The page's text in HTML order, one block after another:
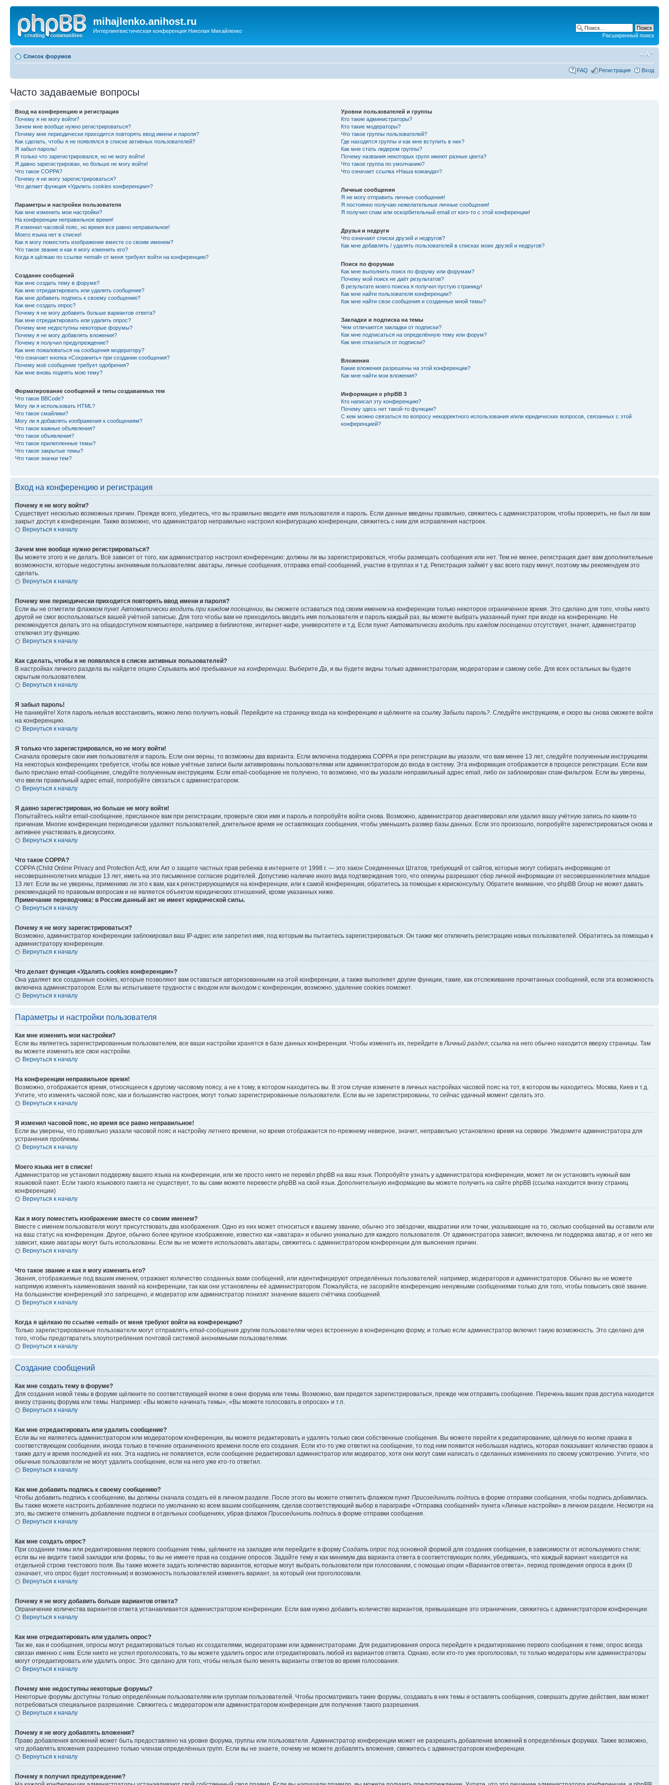
mihajlenko.anihost.ru
Интерлингвистическая конференция Николая Михайленко
Расширенный поиск
Список форумов
FAQ Регистрация Вход
Часто задаваемые вопросы
Вход на конференцию и регистрация
Почему я не могу войти?
Зачем мне вообще нужно регистрироваться?
Почему мне периодически приходится повторять ввод имени и пароля?
Как сделать, чтобы я не появлялся в списке активных пользователей?
Я забыл пароль!
Я только что зарегистрировался, но не могу войти!
Я давно зарегистрирован, но больше не могу войти!
Что такое COPPA?
Почему я не могу зарегистрироваться?
Что делает функция «Удалить cookies конференции»?
Параметры и настройки пользователя
Как мне изменить мои настройки?
На конференции неправильное время!
Я изменил часовой пояс, но время все равно неправильное!
Моего языка нет в списке!
Как я могу поместить изображение вместе со своим именем?
Что такое звание и как я могу изменить его?
Когда я щёлкаю по ссылке «email» от меня требуют войти на конференцию?
Создание сообщений
Как мне создать тему в форуме?
Как мне отредактировать или удалить сообщение?
Как мне добавить подпись к своему сообщению?
Как мне создать опрос?
Почему я не могу добавить больше вариантов ответа?
Как мне отредактировать или удалить опрос?
Почему мне недоступны некоторые форумы?
Почему я не могу добавлять вложения?
Почему я получил предупреждение?
Как мне пожаловаться на сообщения модератору?
Что означает кнопка «Сохранить» при создании сообщения?
Почему моё сообщение требует одобрения?
Как мне вновь поднять мою тему?
Форматирование сообщений и типы создаваемых тем
Что такое BBCode?
Могу ли я использовать HTML?
Что такое смайлики?
Могу ли я добавлять изображения к сообщениям?
Что такое важные объявления?
Что такое объявления?
Что такое прилепленные темы?
Что такое закрытые темы?
Что такое значки тем?
Уровни пользователей и группы
Кто такие администраторы?
Кто такие модераторы?
Что такое группы пользователей?
Где находятся группы и как мне вступить в них?
Как мне стать лидером группы?
Почему названия некоторых групп имеют разные цвета?
Что такое группа по умолчанию?
Что означает ссылка «Наша команда»?
Личные сообщения
Я не могу отправить личные сообщения!
Я постоянно получаю нежелательные личные сообщения!
Я получил спам или оскорбительный email от кого-то с этой конференции!
Друзья и недруги
Что означают списки друзей и недругов?
Как мне добавлять / удалять пользователей в списках моих друзей и недругов?
Поиск по форумам
Как мне выполнить поиск по форуму или форумам?
Почему мой поиск не даёт результатов?
В результате моего поиска я получил пустую страницу!
Как мне найти пользователя конференции?
Как мне найти свои сообщения и созданные мной темы?
Закладки и подписка на темы
Чем отличаются закладки от подписки?
Как мне подписаться на определённую тему или форум?
Как мне отказаться от подписки?
Вложения
Какие вложения разрешены на этой конференции?
Как мне найти мои вложения?
Информация о phpBB 3
Кто написал эту конференцию?
Почему здесь нет такой-то функции?
С кем можно связаться по вопросу некорректного использования и/или юридических вопросов, связанных с этой
конференцией?
Вход на конференцию и регистрация
Почему я не могу войти?
Существует несколько возможных причин. Прежде всего, убедитесь, что вы правильно вводите имя пользователя и пароль. Если данные введены правильно, свяжитесь с администратором, чтобы проверить, не был ли вам
закрыт доступ к конференции. Также возможно, что администратор неправильно настроил конфигурацию конференции, свяжитесь с ним для исправления настроек.
Вернуться к началу
Зачем мне вообще нужно регистрироваться?
Вы можете этого и не делать. Всё зависит от того, как администратор настроил конференцию: должны ли вы зарегистрироваться, чтобы размещать сообщения или нет. Тем не менее, регистрация дает вам дополнительные
возможности, которые недоступны анонимным пользователям: аватары, личные сообщения, отправка email-сообщений, участие в группах и т.д. Регистрация займёт у вас всего пару минут, поэтому мы рекомендуем это
сделать.
Вернуться к началу
Почему мне периодически приходится повторять ввод имени и пароля?
Если вы не отметили флажком пункт Автоматически входить при каждом посещении , вы сможете оставаться под своим именем на конференции только некоторое ограниченное время. Это сделано для того, чтобы никто
другой не смог воспользоваться вашей учётной записью. Для того чтобы вам не приходилось вводить имя пользователя и пароль каждый раз, вы можете выбрать указанный пункт при входе на конференцию. Не
рекомендуется делать это на общедоступном компьютере, например в библиотеке, интернет-кафе, университете и т.д. Если пункт Автоматически входить при каждом посещении отсутствует, значит, администратор
отключил эту функцию.
Вернуться к началу
Как сделать, чтобы я не появлялся в списке активных пользователей?
В настройках личного раздела вы найдете опцию Скрывать моё пребывание на конференции . Выберите Да , и вы будете видны только администраторам, модераторам и самому себе. Для всех остальных вы будете
скрытым пользователем.
Вернуться к началу
Я забыл пароль!
Не паникуйте! Хотя пароль нельзя восстановить, можно легко получить новый. Перейдите на страницу входа на конференцию и щёлкните на ссылку Забыли пароль? . Следуйте инструкциям, и скоро вы снова сможете войти
на конференцию.
Вернуться к началу
Я только что зарегистрировался, но не могу войти!
Сначала проверьте свои имя пользователя и пароль. Если они верны, то возможны два варианта. Если включена поддержка COPPA и при регистрации вы указали, что вам менее 13 лет, следуйте полученным инструкциям.
На некоторых конференциях требуется, чтобы все новые учётные записи были активированы пользователями или администратором до входа в систему. Эта информация отображается в процессе регистрации. Если вам
было прислано email-сообщение, следуйте полученным инструкциям. Если email-сообщение не получено, то возможно, что вы указали неправильный адрес email, либо он заблокирован спам-фильтром. Если вы уверены,
что ввели правильный адрес email, попробуйте связаться с администратором.
Вернуться к началу
Я давно зарегистрирован, но больше не могу войти!
Попытайтесь найти email-сообщение, присланное вам при регистрации, проверьте свои имя и пароль и попробуйте войти снова. Возможно, администратор деактивировал или удалил вашу учётную запись по каким-то
причинам. Многие конференции периодически удаляют пользователей, длительное время не оставляющих сообщения, чтобы уменьшить размер базы данных. Если это произошло, попробуйте зарегистрироваться снова и
активнее участвовать в дискуссиях.
Вернуться к началу
Что такое COPPA?
COPPA (Child Online Privacy and Protection Act), или Акт о защите частных прав ребенка в интернете от 1998 г. — это закон Соединенных Штатов, требующий от сайтов, которые могут собирать информацию от
несовершеннолетних младше 13 лет, иметь на это письменное согласие родителей. Допустимо наличие иного вида подтверждения того, что опекуны разрешают сбор личной информации от несовершеннолетних младше
13 лет. Если вы не уверены, применимо ли это к вам, как к регистрирующемуся на конференции, или к самой конференции, обратитесь за помощью к юрисконсульту. Обратите внимание, что phpBB Group не может давать
рекомендаций по правовым вопросам и не является объектом юридических отношений, кроме указанных ниже.
Примечание переводчика: в России данный акт не имеет юридической силы.
Вернуться к началу
Почему я не могу зарегистрироваться?
Возможно, администратор конференции заблокировал ваш IP-адрес или запретил имя, под которым вы пытаетесь зарегистрироваться. Он также мог отключить регистрацию новых пользователей. Обратитесь за помощью к
администратору конференции.
Вернуться к началу
Что делает функция «Удалить cookies конференции»?
Она удаляет все созданные cookies, которые позволяют вам оставаться авторизованными на этой конференции, а также выполняет другие функции, такие, как отслеживание прочитанных сообщений, если эта возможность
включена администратором. Если вы испытываете трудности с входом или выходом с конференции, возможно, удаление cookies поможет.
Вернуться к началу
Параметры и настройки пользователя
Как мне изменить мои настройки?
Если вы являетесь зарегистрированным пользователем, все ваши настройки хранятся в базе данных конференции. Чтобы изменить их, перейдите в Личный раздел; ссылка на него обычно находится вверху страницы. Там
вы можете изменить все свои настройки.
Вернуться к началу
На конференции неправильное время!
Возможно, отображается время, относящееся к другому часовому поясу, а не к тому, в котором находитесь вы. В этом случае измените в личных настройках часовой пояс на тот, в котором вы находитесь: Москва, Киев и т.д.
Учтите, что изменять часовой пояс, как и большинство настроек, могут только зарегистрированные пользователи. Если вы не зарегистрированы, то сейчас удачный момент сделать это.
Вернуться к началу
Я изменил часовой пояс, но время все равно неправильное!
Если вы уверены, что правильно указали часовой пояс и настройку летнего времени, но время отображается по-прежнему неверное, значит, неправильно установлено время на сервере. Уведомите администратора для
устранения проблемы.
Вернуться к началу
Моего языка нет в списке!
Администратор не установил поддержку вашего языка на конференции, или же просто никто не перевёл phpBB на ваш язык. Попробуйте узнать у администратора конференции, может ли он установить нужный вам
языковой пакет. Если такого языкового пакета не существует, то вы сами можете перевести phpBB на свой язык. Дополнительную информацию вы можете получить на сайте phpBB (ссылка находится внизу страниц
конференции)
Вернуться к началу
Как я могу поместить изображение вместе со своим именем?
Вместе с именем пользователя могут присутствовать два изображения. Одно из них может относиться к вашему званию, обычно это звёздочки, квадратики или точки, указывающие на то, сколько сообщений вы оставили или
на ваш статус на конференции. Другое, обычно более крупное изображение, известно как «аватара» и обычно уникально для каждого пользователя. От администратора зависит, включена ли поддержка аватар, и от него же
зависит, какие аватары могут быть использованы. Если вы не можете использовать аватары, свяжитесь с администратором конференции для выяснения причин.
Вернуться к началу
Что такое звание и как я могу изменить его?
Звания, отображаемые под вашим именем, отражают количество созданных вами сообщений, или идентифицируют определённых пользователей: например, модераторов и администраторов. Обычно вы не можете
напрямую изменять наименования званий на конференции, так как они установлены её администратором. Пожалуйста, не засоряйте конференцию ненужными сообщениями только для того, чтобы повысить своё звание.
На большинстве конференций это запрещено, и модератор или администратор понизят значение вашего счётчика сообщений.
Вернуться к началу
Когда я щёлкаю по ссылке «email» от меня требуют войти на конференцию?
Только зарегистрированные пользователи могут отправлять email-сообщения другим пользователям через встроенную в конференцию форму, и только если администратор включил такую возможность. Это сделано для
того, чтобы предотвратить злоупотребления почтовой системой анонимными пользователями.
Вернуться к началу
Создание сообщений
Как мне создать тему в форуме?
Для создания новой темы в форуме щёлкните по соответствующей кнопке в окне форума или темы. Возможно, вам придется зарегистрироваться, прежде чем отправить сообщение. Перечень ваших прав доступа находится
внизу страниц форума или темы. Например: «Вы можете начинать темы», «Вы можете голосовать в опросах» и т.п.
Вернуться к началу
Как мне отредактировать или удалить сообщение?
Если вы не являетесь администратором или модератором конференции, вы можете редактировать и удалять только свои собственные сообщения. Вы можете перейти к редактированию, щёлкнув по кнопке правка в
соответствующем сообщении, иногда только в течение ограниченного времени после его создания. Если кто-то уже ответил на сообщение, то под ним появится небольшая надпись, которая показывает количество правок а
также дату и время последней из них. Эта надпись не появляется, если сообщение редактировал администратор или модератор, хотя они могут сами написать о сделанных изменениях по своему усмотрению. Учтите, что
обычные пользователи не могут удалить сообщение, если на него уже кто-то ответил.
Вернуться к началу
Как мне добавить подпись к своему сообщению?
Чтобы добавить подпись к сообщению, вы должны сначала создать её в личном разделе. После этого вы можете отметить флажком пункт Присоединить подпись в форме отправки сообщения, чтобы подпись добавилась.
Вы также можете настроить добавление подписи по умолчанию ко всем вашим сообщениям, сделав соответствующий выбор в параграфе «Отправка сообщений» пункта «Личные настройки» в личном разделе. Несмотря на
это, вы сможете отменить добавление подписи в отдельных сообщениях, убрав флажок Присоединить подпись в форме отправки сообщения.
Вернуться к началу
Как мне создать опрос?
При создании темы или редактировании первого сообщения темы, щёлкните на закладке или перейдите в форму Создать опрос под основной формой для создания сообщения, в зависимости от используемого стиля;
если вы не видите такой закладки или формы, то вы не имеете прав на создание опросов. Задайте тему и как минимум два варианта ответа в соответствующих полях, убедившись, что каждый вариант находится на
отдельной строке текстового поля. Вы также можете задать количество вариантов, которые могут выбрать пользователи при голосовании, с помощью опции «Вариантов ответа», период проведения опроса в днях (0
означает, что опрос будет постоянным) и возможность пользователей изменять вариант, за который они проголосовали.
Вернуться к началу
Почему я не могу добавить больше вариантов ответа?
Ограничение количества вариантов ответа устанавливается администратором конференции. Если вам нужно добавить количество вариантов, превышающее это ограничение, свяжитесь с администратором конференции.
Вернуться к началу
Как мне отредактировать или удалить опрос?
Так же, как и сообщения, опросы могут редактироваться только их создателями, модераторами или администраторами. Для редактирования опроса перейдите к редактированию первого сообщения в теме; опрос всегда
связан именно с ним. Если никто не успел проголосовать, то вы можете удалить опрос или отредактировать любой из вариантов ответа. Однако, если кто-то уже проголосовал, то только модераторы или администраторы
могут отредактировать или удалить опрос. Это сделано для того, чтобы нельзя было менять варианты ответов во время голосования.
Вернуться к началу
Почему мне недоступны некоторые форумы?
Некоторые форумы доступны только определённым пользователям или группам пользователей. Чтобы просматривать такие форумы, создавать в них темы и оставлять сообщения, совершать другие действия, вам может
потребоваться специальное разрешение. Свяжитесь с модератором или администратором конференции для получения такого разрешения.
Вернуться к началу
Почему я не могу добавлять вложения?
Право добавления вложений может быть предоставлено на уровне форума, группы или пользователя. Администратор конференции может не разрешить добавление вложений в определённых форумах. Также возможно,
что добавлять вложения разрешено только членам определённых групп. Если вы не знаете, почему не можете добавлять вложения, свяжитесь с администратором конференции.
Вернуться к началу
Почему я получил предупреждение?